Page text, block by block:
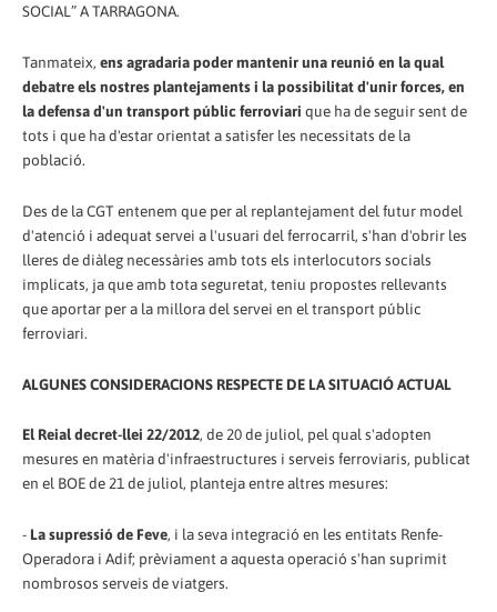
SOCIAL” A TARRAGONA.
Tanmateix, ens agradaria poder mantenir una reunió en la qual
debatre els nostres plantejaments i la possibilitat d'unir forces, en
la defensa d'un transport públic ferroviari que ha de seguir sent de
tots i que ha d'estar orientat a satisfer les necessitats de la
població.
Des de la CGT entenem que per al replantejament del futur model
d'atenció i adequat servei a l'usuari del ferrocarril, s'han d'obrir les
lleres de diàleg necessàries amb tots els interlocutors socials
implicats, ja que amb tota seguretat, teniu propostes rellevants
que aportar per a la millora del servei en el transport públic
ferroviari.
ALGUNES CONSIDERACIONS RESPECTE DE LA SITUACIÓ ACTUAL
El Reial decret-llei 22/2012, de 20 de juliol, pel qual s'adopten
mesures en matèria d'infraestructures i serveis ferroviaris, publicat
en el BOE de 21 de juliol, planteja entre altres mesures:
- La supressió de Feve, i la seva integració en les entitats Renfe-
Operadora i Adif; prèviament a aquesta operació s'han suprimit
nombrosos serveis de viatgers.